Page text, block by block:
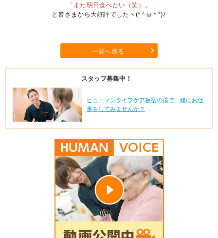
「また明日食べたい（笑）」
と 皆さまから 大好評でしたヽ(*＾ω＾*)ﾉ
一覧へ戻る
スタッフ募集中！
ヒューマンライフケア板宿の湯で一緒にお仕
事をしてみませんか？